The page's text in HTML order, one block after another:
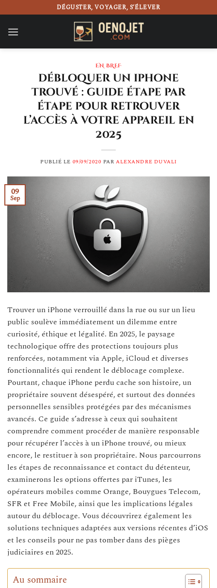
au
contenu
DÉGUSTER, VOYAGER, S’ÉLEVER
EN BREF
débloquer un iphone
trouvé : guide étape par
étape pour retrouver
l’accès à votre appareil en
2025
PUBLIÉ LE 09/09/2020 PARALEXANDRE DUVALI
09
Sep
Trouver un iPhone verrouillé dans la rue ou sur un lieu
public soulève immédiatement un dilemme entre
curiosité, éthique et légalité. En 2025, le paysage
technologique offre des protections toujours plus
renforcées, notamment via Apple, iCloud et diverses
fonctionnalités qui rendent le déblocage complexe.
Pourtant, chaque iPhone perdu cache son histoire, un
propriétaire souvent désespéré, et surtout des données
personnelles sensibles protégées par des mécanismes
avancés. Ce guide s’adresse à ceux qui souhaitent
comprendre comment procéder de manière responsable
pour récupérer l’accès à un iPhone trouvé, ou mieux
encore, le restituer à son propriétaire. Nous parcourrons
les étapes de reconnaissance et contact du détenteur,
examinerons les options offertes par iTunes, les
opérateurs mobiles comme Orange, Bouygues Telecom,
SFR et Free Mobile, ainsi que les implications légales
autour du déblocage. Vous découvrirez également les
solutions techniques adaptées aux versions récentes d’iOS
et les conseils pour ne pas tomber dans des pièges
judiciaires en 2025.
Au sommaire